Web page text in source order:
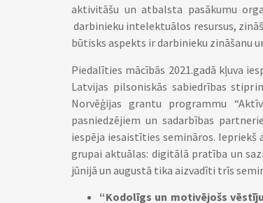
aktivitāšu un atbalsta pasākumu
darbinieku intelektuālos resursus,
būtisks aspekts ir darbinieku zināšanu
Piedalīties mācībās 2021.gadā kļuva
Latvijas pilsoniskās sabiedrības
Norvēģijas grantu programmu
pasniedzējiem un sadarbības
iespēja iesaistīties semināros.
grupai aktuālas: digitālā pratība un
jūnijā un augustā tika aizvadīti trīs
“Kodolīgs un motivējošs